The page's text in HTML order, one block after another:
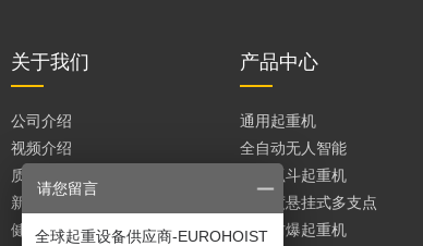
关于我们
公司介绍
视频介绍
质量保证
新闻媒体
健康安全和政策
产品中心
通用起重机
全自动无人智能
垃圾抓斗起重机
大跨度悬挂式多支点
进口防爆起重机
请您留言
全球起重设备供应商-EUROHOIST